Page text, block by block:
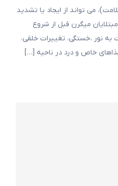
می تواند از ایجاد یا تشدید
میگرن قبل از شروع
به نور ،خستگی، تغییرات خلقی،
خاص و درد در ناحیه […]